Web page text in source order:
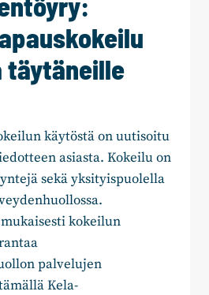
täytäneille
käytöstä on uutisoitu
asiasta. Kokeilu on
sekä yksityispuolella
kokeilun
palvelujen
Kela-